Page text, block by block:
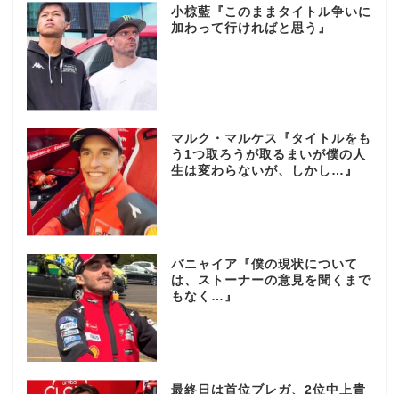
小椋藍『このままタイトル争いに
加わって行ければと思う』
マルク・マルケス『タイトルをも
う1つ取ろうが取るまいが僕の人
生は変わらないが、しかし…』
バニャイア『僕の現状について
は、ストーナーの意見を聞くまで
もなく…』
最終日は首位ブレガ、2位中上貴